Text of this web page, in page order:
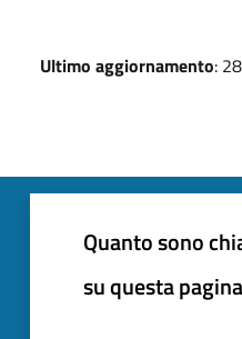
Ultimo aggiornamento:
Quanto sono
su questa